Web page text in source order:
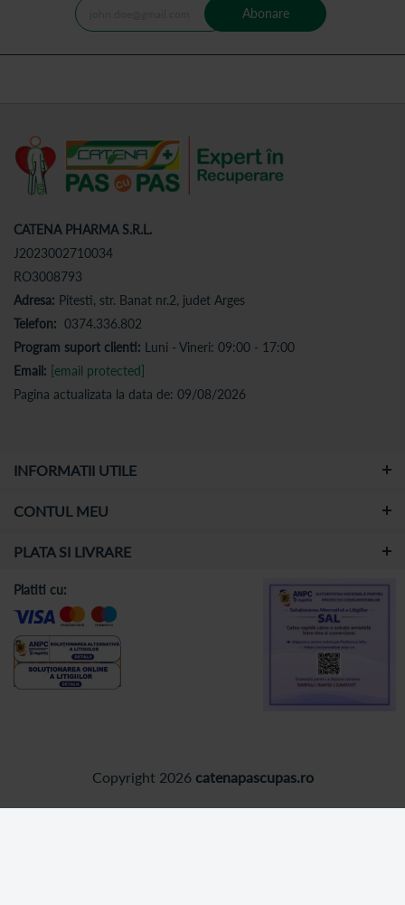
Abonare
CATENA PHARMA S.R.L.
J2023002710034
RO3008793
Adresa: Pitesti, str. Banat nr.2, judet Arges
Telefon: 0374.336.802
Program suport clienti: Luni - Vineri: 09:00 - 17:00
Email: [email protected]
Pagina actualizata la data de: 09/08/2026
INFORMATII UTILE
CONTUL MEU
PLATA SI LIVRARE
Copyright 2026 catenapascupas.ro
Platiti cu: